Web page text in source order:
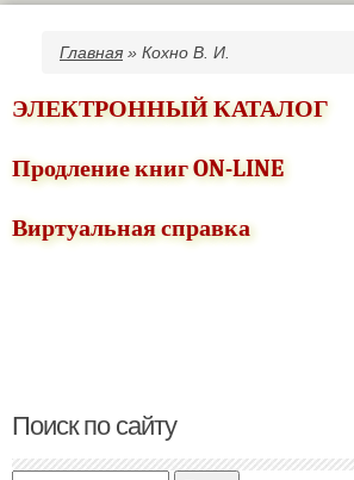
Вы здесь
Главная » Кохно В. И.
ЭЛЕКТРОННЫЙ КАТАЛОГ
Продление книг ON-LINE
Виртуальная справка
Поиск по сайту